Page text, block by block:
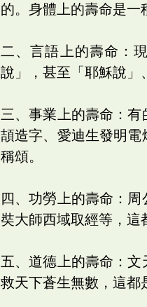
的。身體上的壽命是一
二、言語上的壽命：
說」，甚至「耶穌說」
三、事業上的壽命：
頡造字、愛迪生發明
稱頌。
四、功勞上的壽命：
奘大師西域取經等，這
五、道德上的壽命：
救天下蒼生無數，這都